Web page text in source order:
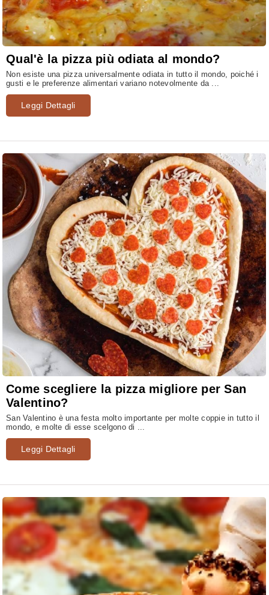
Qual'è la pizza più odiata al mondo?
Non esiste una pizza universalmente odiata in tutto il mondo, poiché i
gusti e le preferenze alimentari variano notevolmente da ...
Leggi Dettagli
Come scegliere la pizza migliore per San
Valentino?
San Valentino è una festa molto importante per molte coppie in tutto il
mondo, e molte di esse scelgono di ...
Leggi Dettagli